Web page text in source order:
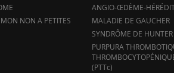
NON A PETITES
ANGIO-ŒDÈME-
MALADIE DE GAUCHER
SYNDRÔME DE
PURPURA
(PTTc)